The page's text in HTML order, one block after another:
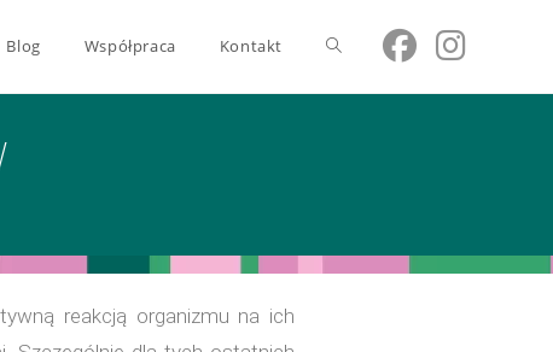
Blog Współpraca Kontakt
reakcją organizmu na ich